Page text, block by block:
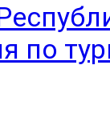
по